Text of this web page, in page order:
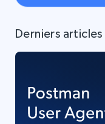
Derniers articles